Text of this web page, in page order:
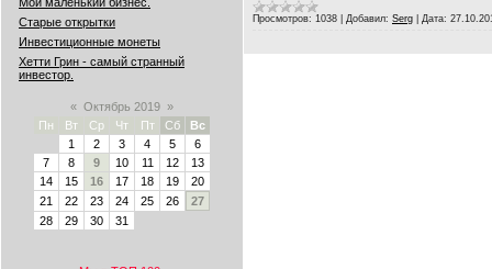
Старые открытки
Инвестиционные монеты
Хетти Грин - самый странный
инвестор.
« Октябрь 2019 »
Пн
Вт Ср Чт Пт Сб
Вс
1
2 3 4 5
6
7
8 9 10 11 12
13
14
15 16 17 18 19
20
21
22 23 24 25 26
27
28
29 30 31
Просмотров: 1038 Добавил: Serg Дата: